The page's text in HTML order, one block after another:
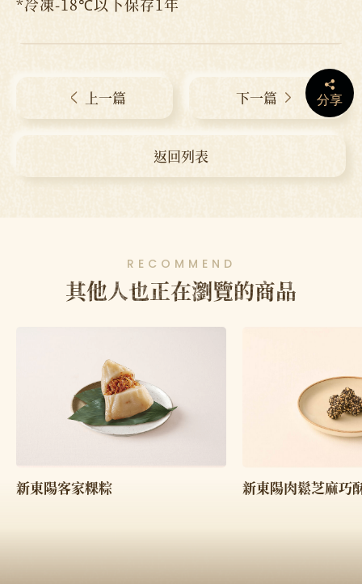
分享
上一篇
返回列表
下一篇
RECOMMEND
其他人也正在瀏覽的商品
新東陽客家粿粽 新東陽肉鬆芝麻巧